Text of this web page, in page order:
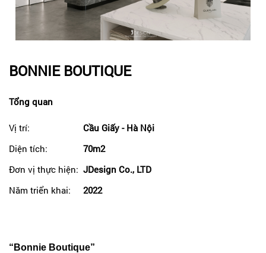
BONNIE BOUTIQUE
Tổng quan
Vị trí:
Cầu Giấy - Hà Nội
Diện tích:
70m2
Đơn vị thực hiện: JDesign Co., LTD
Năm triển khai:
2022
“Bonnie Boutique”